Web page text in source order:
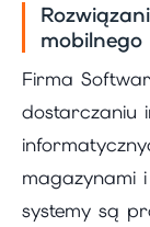
Firma
dostarczaniu
magazynami
systemy są